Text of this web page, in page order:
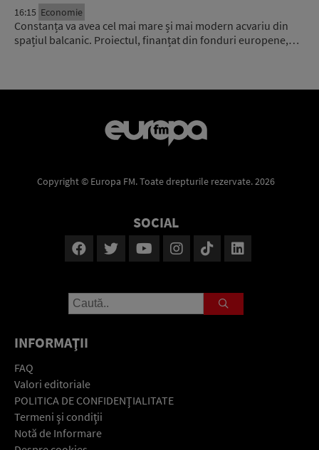
16:15 Economie
Constanța va avea cel mai mare și mai modern acvariu din
spațiul balcanic. Proiectul, finanțat din fonduri europene,…
Copyright © Europa FM. Toate drepturile rezervate. 2026
SOCIAL
INFORMAŢII
FAQ
Valori editoriale
POLITICA DE CONFIDENŢIALITATE
Termeni şi condiţii
Notă de Informare